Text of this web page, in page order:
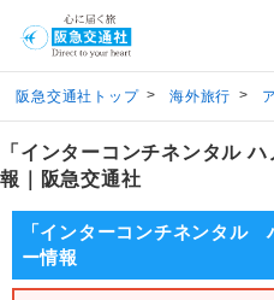
阪急交通社トップ > 海外旅行 >
「インターコンチネンタル
報｜阪急交通社
「インターコンチネンタ
ー情報